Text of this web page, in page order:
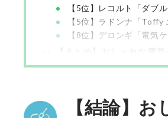
【5位】レコルト「ダブ
【5位】ラドンナ「Toffy
【8位】デロンギ「電気
【結論】